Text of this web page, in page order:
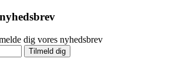
dig vores nyhedsbrev
Tilmeld dig